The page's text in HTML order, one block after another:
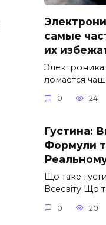
самые
их
Электроника
ломается
0 24
Густина:
Формули
Що таке
Всесвіту Що
0 20